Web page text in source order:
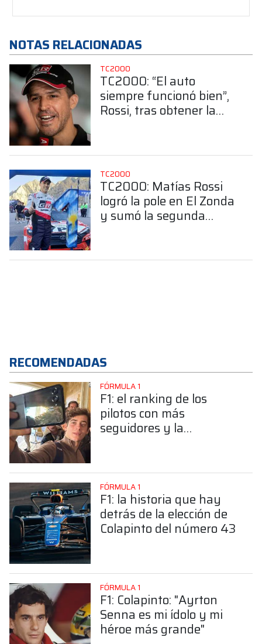
NOTAS RELACIONADAS
TC2000
TC2000: “El auto
siempre funcionó bien”,
Rossi, tras obtener la
TC2000
TC2000: Matías Rossi
logró la pole en El Zonda
y sumó la segunda
RECOMENDADAS
FÓRMULA 1
F1: el ranking de los
pilotos con más
seguidores y la
FÓRMULA 1
F1: la historia que hay
detrás de la elección de
Colapinto del número 43
FÓRMULA 1
F1: Colapinto: "Ayrton
Senna es mi ídolo y mi
héroe más grande"